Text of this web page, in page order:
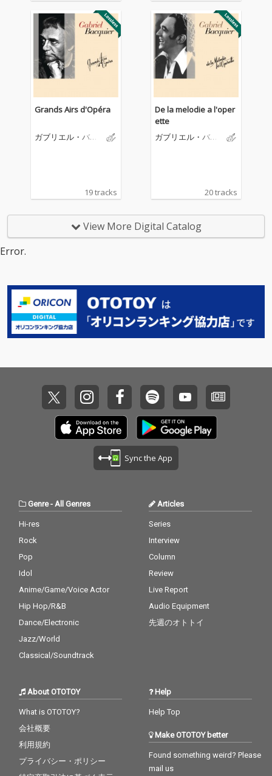
Grands Airs d'Opéra
ガブリエル・バキ
19 tracks
De la melodie a l'oper
ette
ガブリエル・バキ
20 tracks
View More Digital Catalog
Error.
Sync the App
Genre- All Genres
Hi-res
Rock
Pop
Idol
Anime/Game/Voice Actor
Hip Hop/R&B
Dance/Electronic
Jazz/World
Classical/Soundtrack
Articles
Series
Interview
Column
Review
Live Report
Audio Equipment
先週のオトトイ
About OTOTOY
What is OTOTOY?
会社概要
利用規約
プライバシー・ポリシー
Help
Help Top
Make OTOTOY better
Found something weird? Please
mail us